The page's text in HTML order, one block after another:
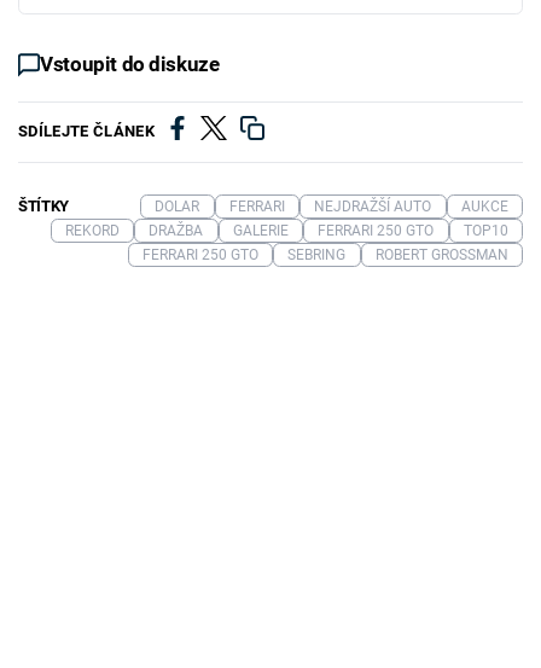
Vstoupit do diskuze
SDÍLEJTE ČLÁNEK
ŠTÍTKY DOLAR FERRARI NEJDRAŽŠÍ AUTO
AUKCE
REKORD
DRAŽBA GALERIE FERRARI 250 GTO
TOP10
FERRARI 250 GTO
SEBRING ROBERT GROSSMAN